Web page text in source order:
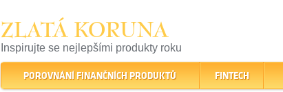
ZLATÁ KORUNA
Inspirujte se nejlepšími produkty roku
22 let tradice a kvality na finančním trhu
POROVNÁNÍ FINANČNÍCH PRODUKTŮ FINTECH